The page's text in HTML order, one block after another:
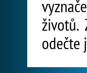
životů.
odečte